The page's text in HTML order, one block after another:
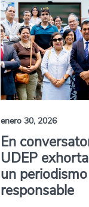
enero 30, 2026
En
UDEP
un periodismo
responsable